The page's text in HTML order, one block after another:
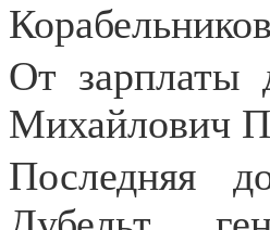
Корабельников
От зарплаты
Михайлович
Последняя